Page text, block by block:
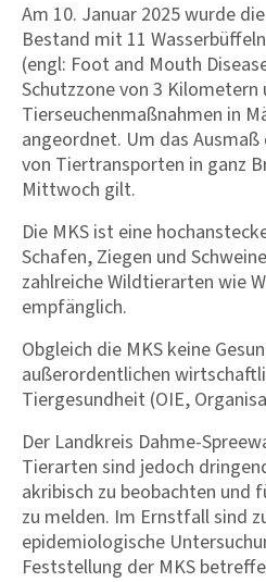
Am 10. Januar 2025 wurde
Bestand mit 11
(engl: Foot and Mouth
Schutzzone von 3
Tierseuchenmaßnahmen in
angeordnet. Um das
von Tiertransporten in ganz
Mittwoch gilt.
Die MKS ist eine
Schafen, Ziegen und
zahlreiche Wildtierarten wie
empfänglich.
Obgleich die MKS keine
außerordentlichen
Tiergesundheit (OIE,
Der Landkreis Dahme-
Tierarten sind jedoch
akribisch zu beobachten und
zu melden. Im Ernstfall sind
epidemiologische
Feststellung der MKS